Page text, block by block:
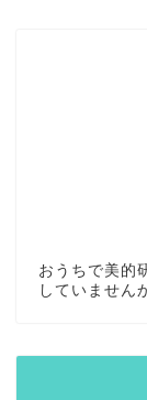
おうちで美的
していません